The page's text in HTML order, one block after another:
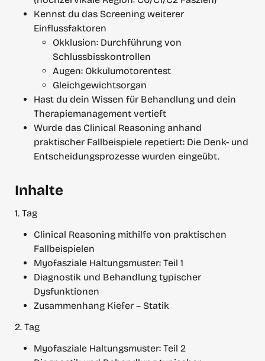
Kennst du das Screening weiterer
Einflussfaktoren
Okklusion: Durchführung von
Schlussbisskontrollen
Augen: Okkulumotorentest
Gleichgewichtsorgan
Hast du dein Wissen für Behandlung und dein
Therapiemanagement vertieft
Wurde das Clinical Reasoning anhand
praktischer Fallbeispiele repetiert: Die Denk- und
Entscheidungsprozesse wurden eingeübt.
Inhalte
1. Tag
Clinical Reasoning mithilfe von praktischen
Fallbeispielen
Myofasziale Haltungsmuster: Teil 1
Diagnostik und Behandlung typischer
Dysfunktionen
Zusammenhang Kiefer – Statik
2. Tag
Myofasziale Haltungsmuster: Teil 2